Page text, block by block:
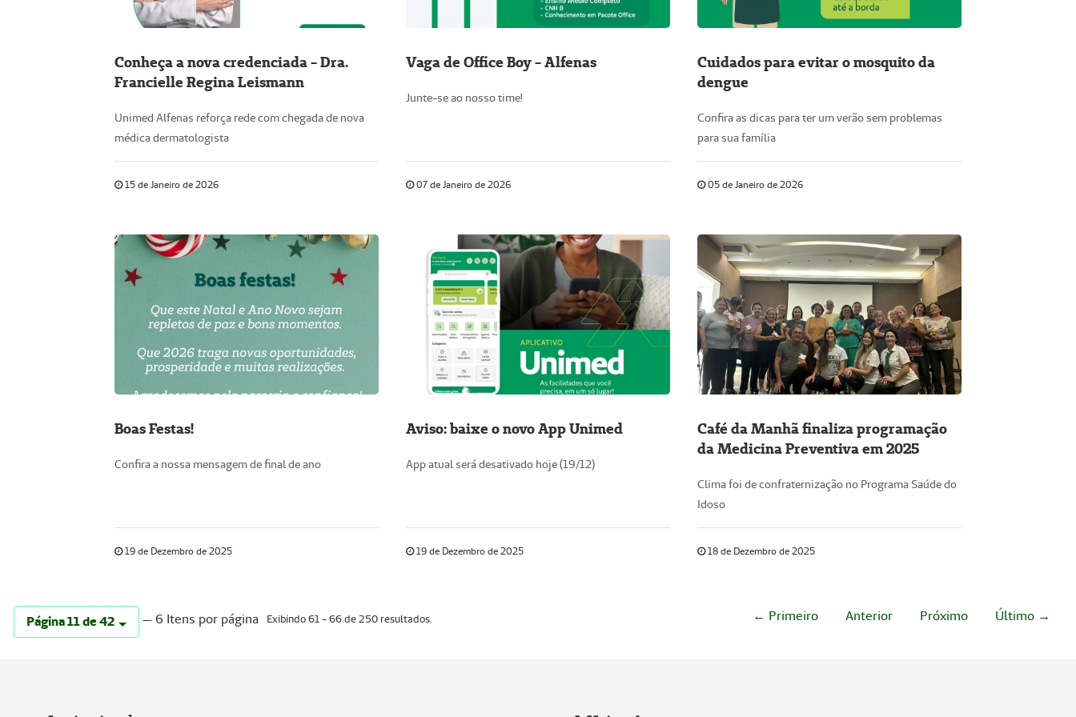
Conheça a nova credenciada - Dra.
Francielle Regina Leismann
Unimed Alfenas reforça rede com chegada de nova
médica dermatologista
15 de Janeiro de 2026
Vaga de Office Boy - Alfenas
Junte-se ao nosso time!
07 de Janeiro de 2026
Cuidados para evitar o mosquito da
dengue
Confira as dicas para ter um verão sem problemas
para sua família
05 de Janeiro de 2026
Boas Festas!
Confira a nossa mensagem de final de ano
19 de Dezembro de 2025
Aviso: baixe o novo App Unimed
App atual será desativado hoje (19/12)
19 de Dezembro de 2025
Café da Manhã finaliza programação
da Medicina Preventiva em 2025
Clima foi de confraternização no Programa Saúde do
Idoso
18 de Dezembro de 2025
Página 11 de 42 — 6 Itens por página Exibindo 61 - 66 de 250 resultados. ← Primeiro Anterior Próximo Último →